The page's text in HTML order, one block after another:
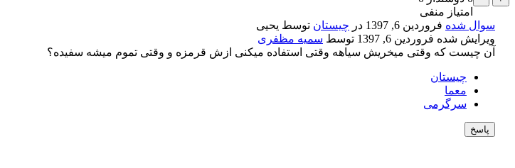
امتیاز منفی
سوال شده فروردین 6, 1397 در چیستان توسط یحیی
ویرایش شده فروردین 6, 1397 توسط سمیه مظفری
آن چیست که وقتی میخریش سیاهه وقتی استفاده میکنی ازش قرمزه و وقتی تموم میشه سفیده؟
چیستان
معما
سرگرمی